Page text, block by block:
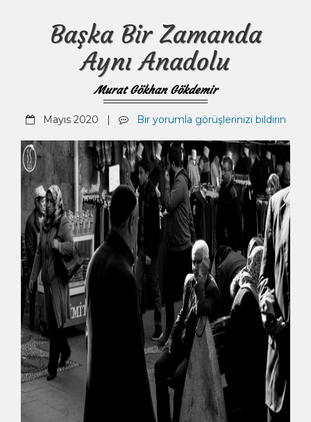
Başka Bir Zamanda
Aynı Anadolu
Murat Gökhan Gökdemir
Mayıs 2020 | Bir yorumla görüşlerinizi bildirin